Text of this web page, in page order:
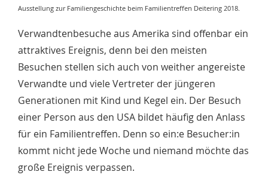
Ausstellung zur Familiengeschichte beim Familientreffen Deitering 2018.
Verwandtenbesuche aus Amerika sind offenbar ein
attraktives Ereignis, denn bei den meisten
Besuchen stellen sich auch von weither angereiste
Verwandte und viele Vertreter der jüngeren
Generationen mit Kind und Kegel ein. Der Besuch
einer Person aus den USA bildet häufig den Anlass
für ein Familientreffen. Denn so ein:e Besucher:in
kommt nicht jede Woche und niemand möchte das
große Ereignis verpassen.